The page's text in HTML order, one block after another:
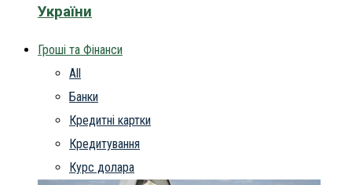
України
Гроші та Фінанси
All
Банки
Кредитні картки
Кредитування
Курс долара